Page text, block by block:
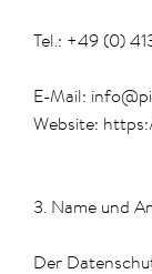
Tel.: +49 (0)
E-Mail:
Website:
3. Name und
Der